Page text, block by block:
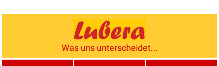
Was uns unterscheidet...